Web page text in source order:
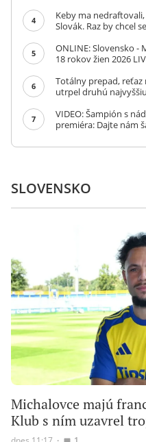
4
Keby ma
Slovák. Raz by chcel
5
ONLINE: Slovensko -
18 rokov žien 2026
6
Totálny prepad,
utrpel druhú
7
VIDEO: Šampión s
premiéra: Dajte nám
SLOVENSKO
Michalovce majú
Klub s ním uzavrel